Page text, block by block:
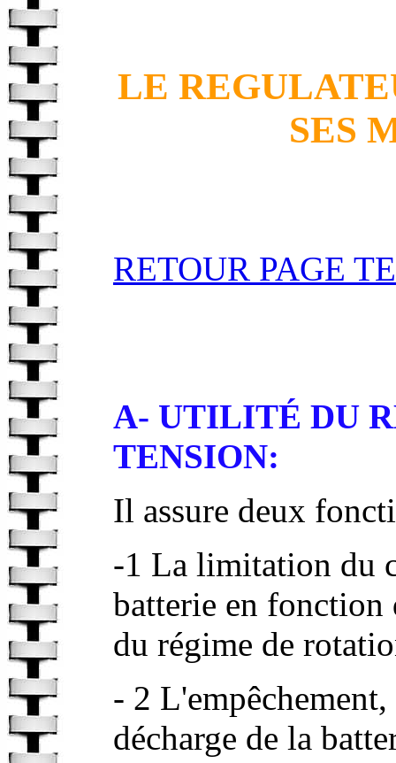
LE
SES
RETOUR PAGE
A- UTILITÉ DU
TENSION:
Il assure deux
-1 La limitation du
batterie en fonction
du régime de
- 2
décharge de la